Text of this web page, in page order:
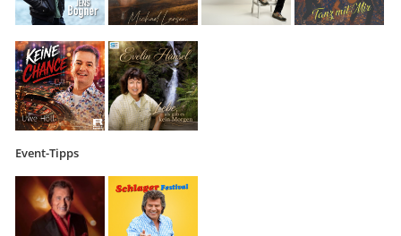
Event-Tipps